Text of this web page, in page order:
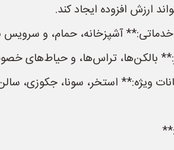
ارزش افزوده ایجاد کند.
آشپزخانه، حمام، و سرویس
بالکن‌ها، تراس‌ها، و حیاط‌های
ویژه:** استخر، سونا، جکوزی،